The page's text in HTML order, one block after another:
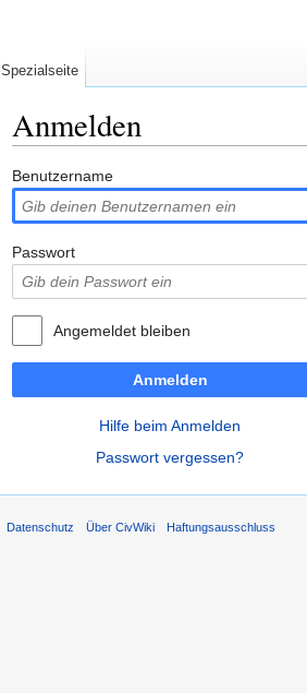
Anmelden
Benutzername
Passwort
Angemeldet bleiben
Anmelden
Hilfe beim Anmelden
Passwort vergessen?
Spezialseite
Datenschutz Über CivWiki Haftungsausschluss